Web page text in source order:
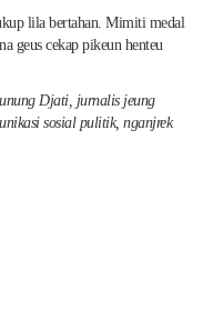
lila bertahan. Mimiti medal
geus cekap pikeun henteu
Djati, jurnalis jeung
sosial pulitik, nganjrek